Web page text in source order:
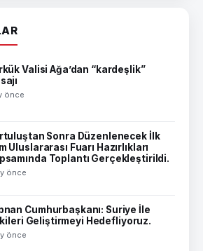
Valisi Ağa’dan “kardeşlik”
önce
Sonra Düzenlenecek İlk
Uluslararası Fuarı Hazırlıkları
Toplantı Gerçekleştirildi.
önce
Cumhurbaşkanı: Suriye İle
Geliştirmeyi Hedefliyoruz.
önce